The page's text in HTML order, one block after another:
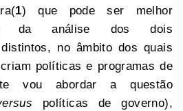
1) que pode ser melhor
da análise dos dois
no âmbito dos quais
políticas e programas de
vou abordar a questão
políticas de governo),